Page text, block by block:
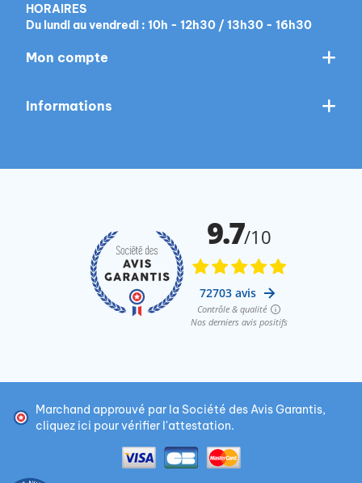
HORAIRES
Du lundi au vendredi : 10h - 12h30 / 13h30 - 16h30
Mon compte
Informations
Marchand approuvé par la Société des Avis Garantis,
cliquez ici pour vérifier l'attestation.